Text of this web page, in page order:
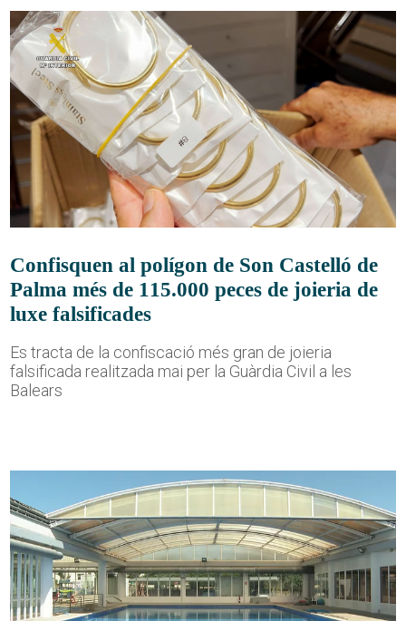
Confisquen al polígon de Son Castelló de
Palma més de 115.000 peces de joieria de
luxe falsificades
Es tracta de la confiscació més gran de joieria
falsificada realitzada mai per la Guàrdia Civil a les
Balears